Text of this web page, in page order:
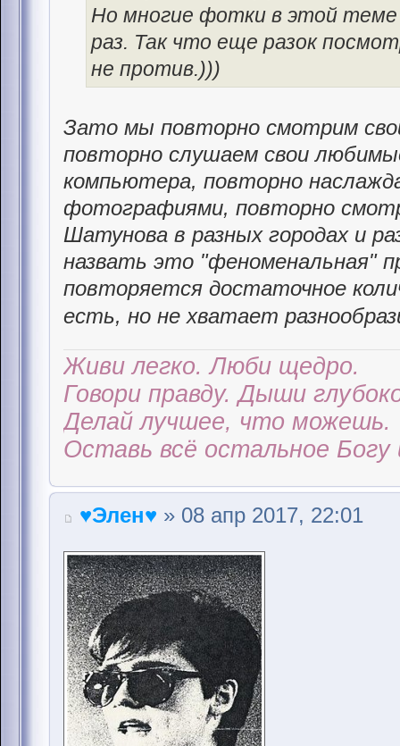
Но многие фотки в этой теме
раз. Так что еще разок
не против.)))
Зато мы повторно смотрим
повторно слушаем свои
компьютера, повторно
фотографиями, повторно
Шатунова в разных городах и
назвать это "феноменальная"
повторяется достаточное
есть, но не хватает
Живи легко. Люби щедро.
Говори правду. Дыши
Делай лучшее, что можешь.
Оставь всё остальное Богу
♥Элен♥ » 08 апр 2017, 22:01